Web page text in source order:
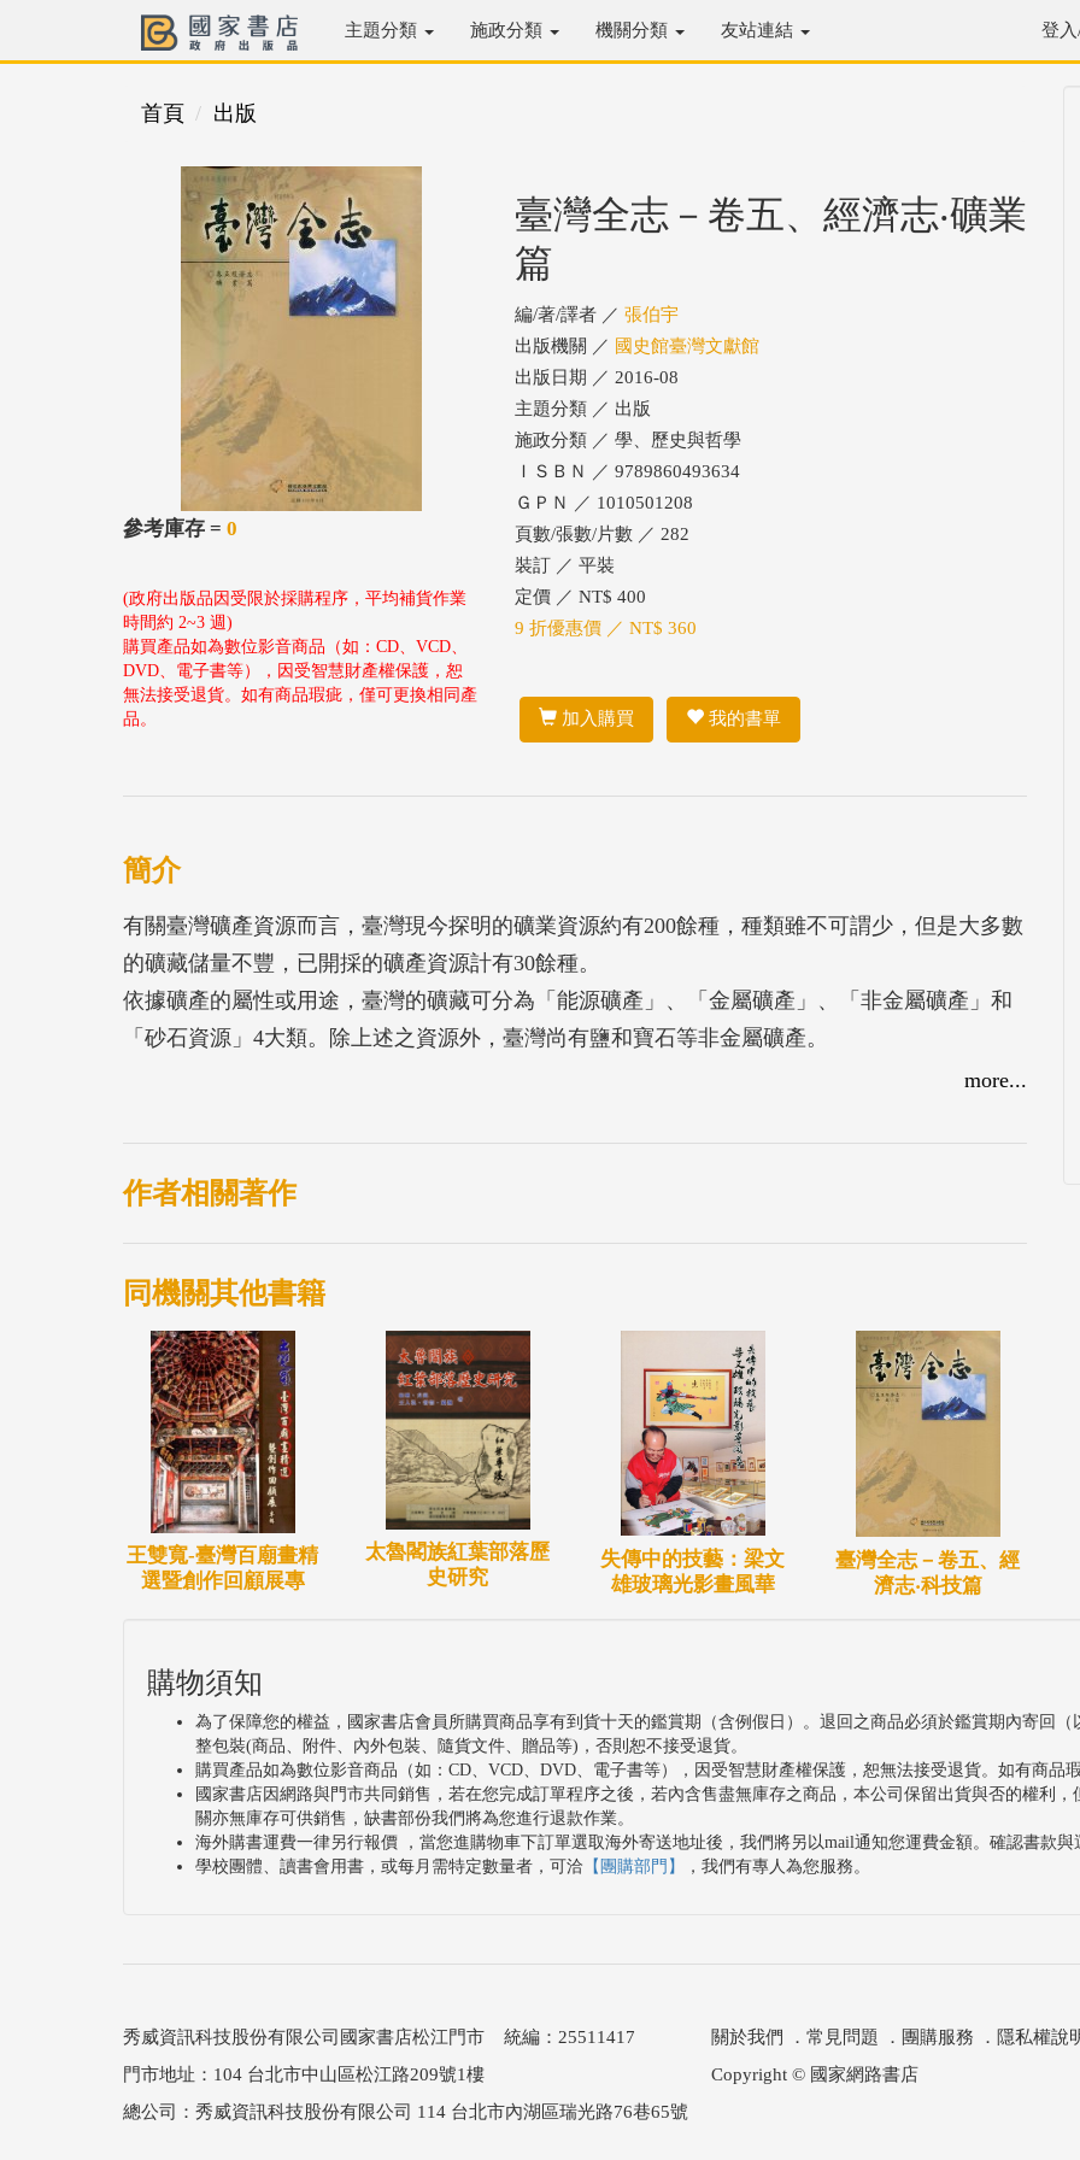
主題分類 施政分類 機關分類 友站連結 登
首頁 出版
參考庫存 = 0
(政府出版品因受限於採購程序，平均補貨作業
時間約 2~3 週)
購買產品如為數位影音商品（如：CD、VCD、
DVD、電子書等），因受智慧財產權保護，恕
無法接受退貨。如有商品瑕疵，僅可更換相同產
品。
臺灣全志－卷五、經濟志‧礦業
篇
編/著/譯者 ／ 張伯宇
出版機關 ／ 國史館臺灣文獻館
出版日期 ／ 2016-08
主題分類 ／ 出版
施政分類 ／ 學、歷史與哲學
ＩＳＢＮ ／ 9789860493634
ＧＰＮ ／ 1010501208
頁數/張數/片數 ／ 282
裝訂 ／ 平裝
定價 ／ NT$ 400
9 折優惠價 ／ NT$ 360
加入購買 我的書單
簡介
有關臺灣礦產資源而言，臺灣現今探明的礦業資源約有200餘種，種類雖不可謂少，但是大多數
的礦藏儲量不豐，已開採的礦產資源計有30餘種。
依據礦產的屬性或用途，臺灣的礦藏可分為「能源礦產」、「金屬礦產」、「非金屬礦產」和
「砂石資源」4大類。除上述之資源外，臺灣尚有鹽和寶石等非金屬礦產。
本志之礦業篇主要就礦業環境、礦業政策與機構、礦業資源的開發及礦產的進口等層面加以陳
more...
作者相關著作
同機關其他書籍
王雙寬-臺灣百廟畫精
選暨創作回顧展專
太魯閣族紅葉部落歷
史研究
失傳中的技藝：梁文
雄玻璃光影畫風華
臺灣全志－卷五、經
濟志‧科技篇
購物須知
為了保障您的權益，國家書店會員所購買商品享有到貨十天的鑑賞期（含例假日）。退回之商品必須於鑑賞期內寄回
整包裝(商品、附件、內外包裝、隨貨文件、贈品等)，否則恕不接受退貨。
購買產品如為數位影音商品（如：CD、VCD、DVD、電子書等），因受智慧財產權保護，恕無法接受退貨。如有商品
國家書店因網路與門市共同銷售，若在您完成訂單程序之後，若內含售盡無庫存之商品，本公司保留出貨與否的權利
關亦無庫存可供銷售，缺書部份我們將為您進行退款作業。
海外購書運費一律另行報價 ，當您進購物車下訂單選取海外寄送地址後，我們將另以mail通知您運費金額。確認書款
學校團體、讀書會用書，或每月需特定數量者，可洽 【團購部門】 ，我們有專人為您服務。
秀威資訊科技股份有限公司國家書店松江門市 統編：25511417
門市地址：104 台北市中山區松江路209號1樓
關於我們 ． 常見問題 ． 團購服務 ． 隱私權說
Copyright © 國家網路書店
總公司：秀威資訊科技股份有限公司 114 台北市內湖區瑞光路76巷65號